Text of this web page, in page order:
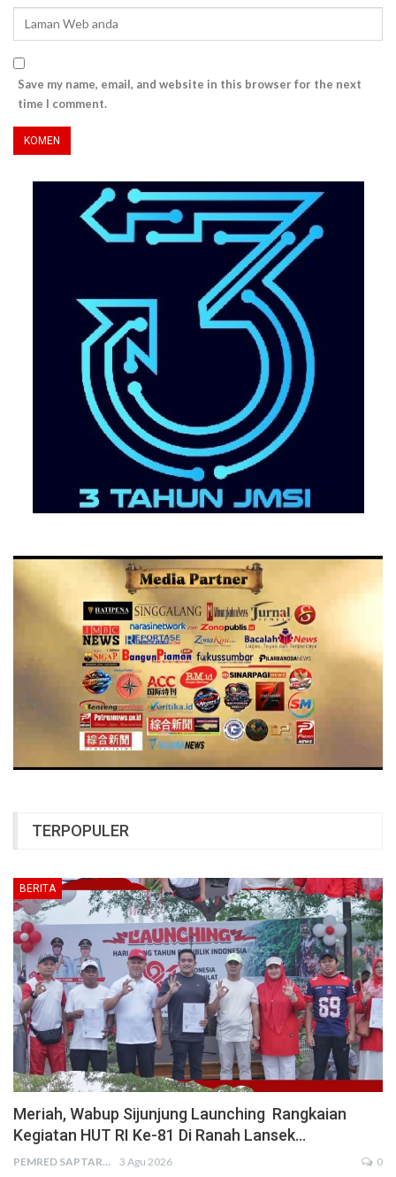
Save my name, email, and website in this browser for the next
time I comment.
TERPOPULER
BERITA
Meriah, Wabup Sijunjung Launching Rangkaian
Kegiatan HUT RI Ke-81 Di Ranah Lansek…
PEMRED SAPTARIUS 3 Agu 2026 0